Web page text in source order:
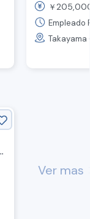
￥
Empleado
Takayama
Ver mas